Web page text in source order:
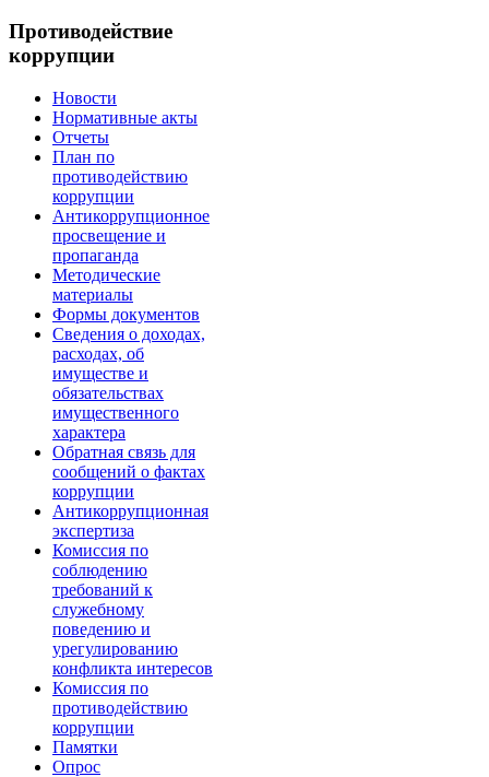
Противодействие
коррупции
Новости
Нормативные акты
Отчеты
План по
противодействию
коррупции
Антикоррупционное
просвещение и
пропаганда
Методические
материалы
Формы документов
Сведения о доходах,
расходах, об
имуществе и
обязательствах
имущественного
характера
Обратная связь для
сообщений о фактах
коррупции
Антикоррупционная
экспертиза
Комиссия по
соблюдению
требований к
служебному
поведению и
урегулированию
конфликта интересов
Комиссия по
противодействию
коррупции
Памятки
Опрос